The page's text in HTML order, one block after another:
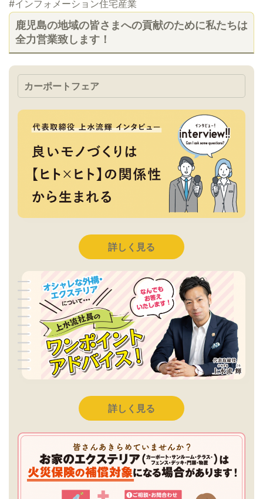
#インフォメーション住宅産業
鹿児島の地域の皆さまへの貢献のために私たちは
全力営業致します！
カーポートフェア
詳しく見る
詳しく見る